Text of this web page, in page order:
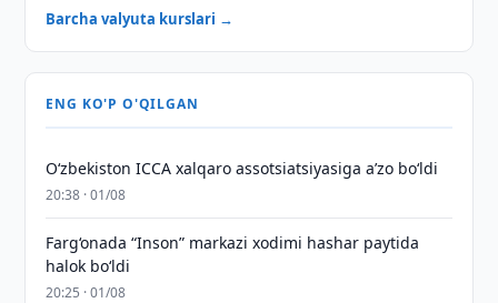
Barcha valyuta kurslari →
ENG KO'P O'QILGAN
O‘zbekiston ICCA xalqaro assotsiatsiyasiga aʼzo bo‘ldi
20:38 · 01/08
Farg‘onada “Inson” markazi xodimi hashar paytida
halok bo‘ldi
20:25 · 01/08